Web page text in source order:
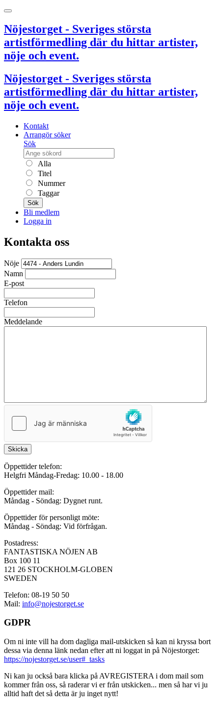
Nöjestorget - Sveriges största
artistförmedling där du hittar artister,
nöje och event.
Nöjestorget - Sveriges största
artistförmedling där du hittar artister,
nöje och event.
Kontakt
Arrangör söker
Sök
Alla
Titel
Nummer
Taggar
Sök
Bli medlem
Logga in
Kontakta oss
Nöje
Namn
E-post
Telefon
Meddelande
Skicka
Öppettider telefon:
Helgfri Måndag-Fredag: 10.00 - 18.00
Öppettider mail:
Måndag - Söndag: Dygnet runt.
Öppettider för personligt möte:
Måndag - Söndag: Vid förfrågan.
Postadress:
FANTASTISKA NÖJEN AB
Box 100 11
121 26 STOCKHOLM-GLOBEN
SWEDEN
Telefon: 08-19 50 50
Mail: info@nojestorget.se
GDPR
Om ni inte vill ha dom dagliga mail-utskicken så kan ni kryssa bort
dessa via denna länk nedan efter att ni loggat in på Nöjestorget:
https://nojestorget.se/user#_tasks
Ni kan ju också bara klicka på AVREGISTERA i dom mail som
kommer från oss, så raderar vi er från utskicken... men så har vi ju
alltid haft det så detta är ju inget nytt!